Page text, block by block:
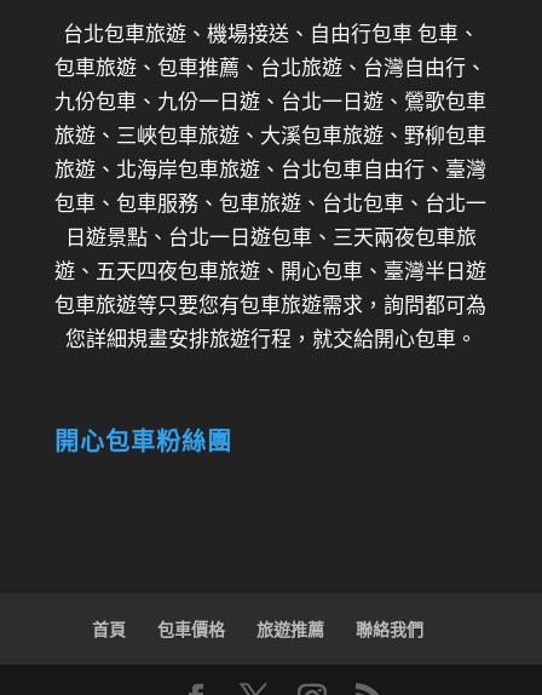
台北包車旅遊、機場接送、自由行包車 包車、
包車旅遊、包車推薦、台北旅遊、台灣自由行、
九份包車、九份一日遊、台北一日遊、鶯歌包車
旅遊、三峽包車旅遊、大溪包車旅遊、野柳包車
旅遊、北海岸包車旅遊、台北包車自由行、臺灣
包車、包車服務、包車旅遊、台北包車、台北一
日遊景點、台北一日遊包車、三天兩夜包車旅
遊、五天四夜包車旅遊、開心包車、臺灣半日遊
包車旅遊等只要您有包車旅遊需求，詢問都可為
您詳細規畫安排旅遊行程，就交給開心包車。
開心包車粉絲團
首頁 包車價格 旅遊推薦 聯絡我們